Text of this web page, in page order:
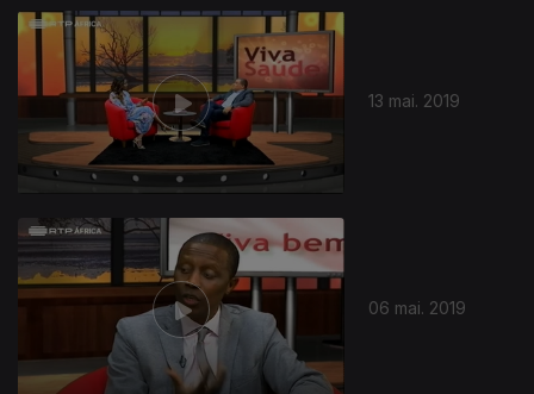
13 mai. 2019
06 mai. 2019
403800